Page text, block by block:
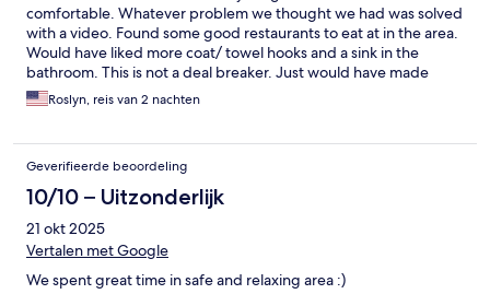
comfortable. Whatever problem we thought we had was solved
with a video. Found some good restaurants to eat at in the area.
Would have liked more coat/ towel hooks and a sink in the
bathroom. This is not a deal breaker. Just would have made
things easier. Next time we will have the hot tub heated prior to
our arrival.
Roslyn, reis van 2 nachten
Geverifieerde beoordeling
10/10 – Uitzonderlijk
21 okt 2025
Vertalen met Google
We spent great time in safe and relaxing area :)